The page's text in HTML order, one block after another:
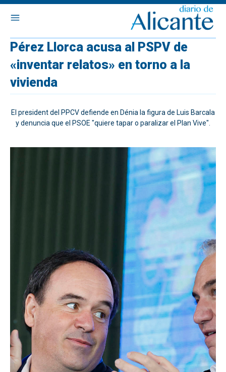
Pérez Llorca acusa al PSPV de
«inventar relatos» en torno a la
vivienda
El president del PPCV defiende en Dénia la figura de Luis Barcala
y denuncia que el PSOE "quiere tapar o paralizar el Plan Vive".